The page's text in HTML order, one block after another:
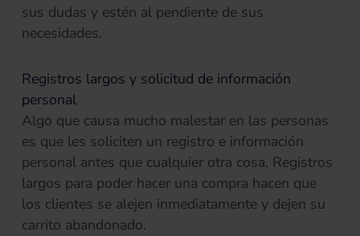
sus dudas y estén al pendiente de sus
necesidades.
Registros largos y solicitud de información
personal
Algo que causa mucho malestar en las personas
es que les soliciten un registro e información
personal antes que cualquier otra cosa. Registros
largos para poder hacer una compra hacen que
los clientes se alejen inmediatamente y dejen su
carrito abandonado.